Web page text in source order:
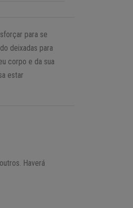
para se
deixadas para
corpo e da sua
estar
Haverá